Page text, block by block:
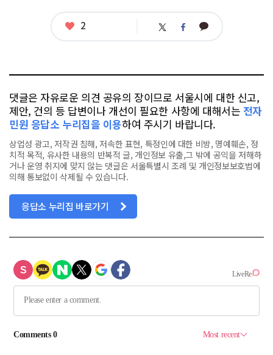
좋
2 트 페 카
댓글은 자유로운 의견 공유의 장이므로 서울시에 대한 신고,
제안, 건의 등 답변이나 개선이 필요한 사항에 대해서는 전자
민원 응답소 누리집을 이용하여 주시기 바랍니다.
상업성 광고, 저작권 침해, 저속한 표현, 특정인에 대한 비방, 명예훼손, 정
치적 목적, 유사한 내용의 반복적 글, 개인정보 유출,그 밖에 공익을 저해하
거나 운영 취지에 맞지 않는 댓글은 서울특별시 조례 및 개인정보보호법에
의해 통보없이 삭제될 수 있습니다.
응답소 누리집 바로가기